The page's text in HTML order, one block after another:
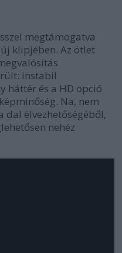
megtámogatva
klipjében. Az ötlet
instabil
háttér és a HD opció
Na, nem
dal élvezhetőségéből,
nehéz